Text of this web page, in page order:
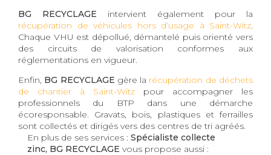
BG RECYCLAGE intervient également pour la
récupération de véhicules hors d’usage à Saint-Witz.
Chaque VHU est dépollué, démantelé puis orienté vers
des circuits de valorisation conformes aux
réglementations en vigueur.
Enfin, BG RECYCLAGE gère la récupération de déchets
de chantier à Saint-Witz pour accompagner les
professionnels du BTP dans une démarche
écoresponsable. Gravats, bois, plastiques et ferrailles
sont collectés et dirigés vers des centres de tri agréés.
En plus de ses services : Spécialiste collecte
zinc, BG RECYCLAGE vous propose aussi :